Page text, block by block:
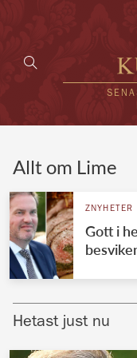
Allt om Lime
ZNYHETER
Gott i
Hetast just nu